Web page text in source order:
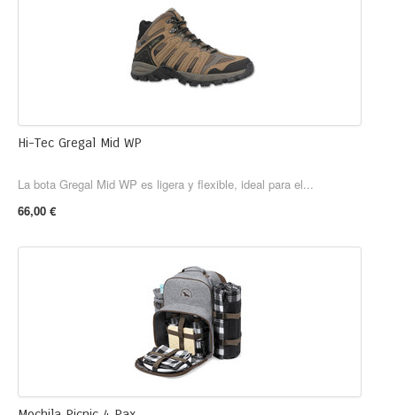
Hi-Tec Gregal Mid WP
La bota Gregal Mid WP es ligera y flexible, ideal para el...
66,00 €